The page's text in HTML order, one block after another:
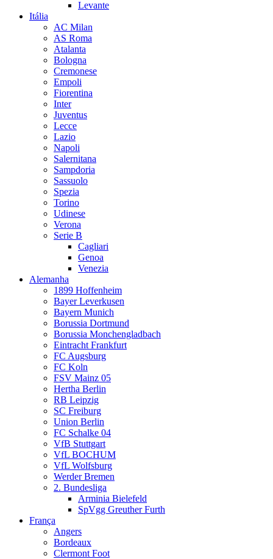
Levante
Itália
AC Milan
AS Roma
Atalanta
Bologna
Cremonese
Empoli
Fiorentina
Inter
Juventus
Lecce
Lazio
Napoli
Salernitana
Sampdoria
Sassuolo
Spezia
Torino
Udinese
Verona
Serie B
Cagliari
Genoa
Venezia
Alemanha
1899 Hoffenheim
Bayer Leverkusen
Bayern Munich
Borussia Dortmund
Borussia Monchengladbach
Eintracht Frankfurt
FC Augsburg
FC Koln
FSV Mainz 05
Hertha Berlin
RB Leipzig
SC Freiburg
Union Berlin
FC Schalke 04
VfB Stuttgart
VfL BOCHUM
VfL Wolfsburg
Werder Bremen
2. Bundesliga
Arminia Bielefeld
SpVgg Greuther Furth
França
Angers
Bordeaux
Clermont Foot